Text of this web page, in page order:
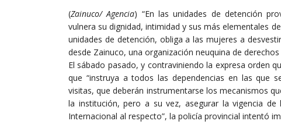
(Zainuco/ Agencia) “En las unidades de detención
vulnera su dignidad, intimidad y sus más elementales
unidades de detención, obliga a las mujeres a
desde Zainuco, una organización neuquina de
El sábado pasado, y contraviniendo la expresa orden
que “instruya a todos las dependencias en las que
visitas, que deberán instrumentarse los mecanismos
la institución, pero a su vez, asegurar la vigencia
Internacional al respecto”, la policía provincial intentó